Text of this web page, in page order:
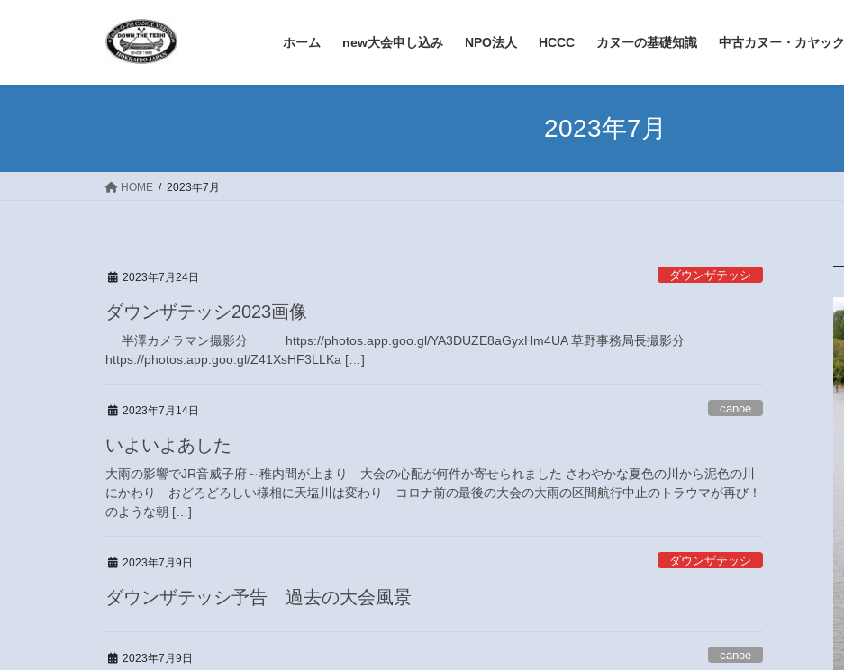
ホーム new大会申し込み NPO法人 HCCC カヌーの基礎知識 中古カヌー・カヤック
2023年7月
HOME 2023年7月
2023年7月24日 ダウンザテッシ
ダウンザテッシ2023画像
半澤カメラマン撮影分 https://photos.app.goo.gl/YA3DUZE8aGyxHm4UA 草野事務局長撮影分
https://photos.app.goo.gl/Z41XsHF3LLKa […]
2023年7月14日 canoe
いよいよあした
大雨の影響でJR音威子府～稚内間が止まり 大会の心配が何件か寄せられました さわやかな夏色の川から泥色の川
にかわり おどろどろしい様相に天塩川は変わり コロナ前の最後の大会の大雨の区間航行中止のトラウマが再び！
のような朝 […]
2023年7月9日 ダウンザテッシ
ダウンザテッシ予告 過去の大会風景
2023年7月9日 canoe